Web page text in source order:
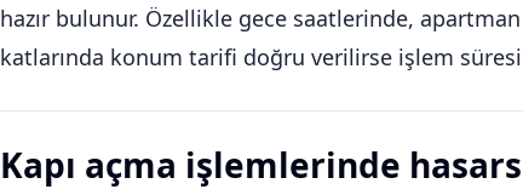
hazır bulunur. Özellikle gece saatlerinde,
katlarında konum tarifi doğru verilirse işlem süresi
Kapı açma işlemlerinde